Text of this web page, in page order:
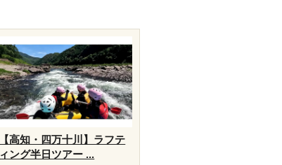
【高知・四万十川】ラフテ
ィング半日ツアー ...